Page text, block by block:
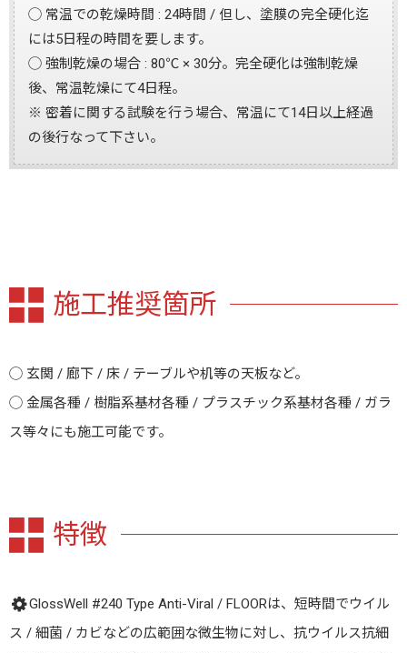
◯ 常温での乾燥時間 : 24時間 / 但し、塗膜の完全硬化迄
には5日程の時間を要します。
◯ 強制乾燥の場合 : 80℃ × 30分。完全硬化は強制乾燥
後、常温乾燥にて4日程。
※ 密着に関する試験を行う場合、常温にて14日以上経過
の後行なって下さい。
施工推奨箇所
◯ 玄関 / 廊下 / 床 / テーブルや机等の天板など。
◯ 金属各種 / 樹脂系基材各種 / プラスチック系基材各種 / ガラ
ス等々にも施工可能です。
特徴
GlossWell #240 Type Anti-Viral / FLOORは、短時間でウイル
ス / 細菌 / カビなどの広範囲な微生物に対し、抗ウイルス抗細